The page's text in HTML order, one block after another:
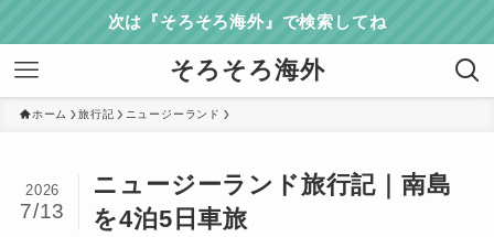
次は『そろそろ海外』で検索してね
そろそろ海外
ホーム 旅行記 ニュージーランド
ニュージーランド旅行記｜南島
を4泊5日車旅
2026
7/13